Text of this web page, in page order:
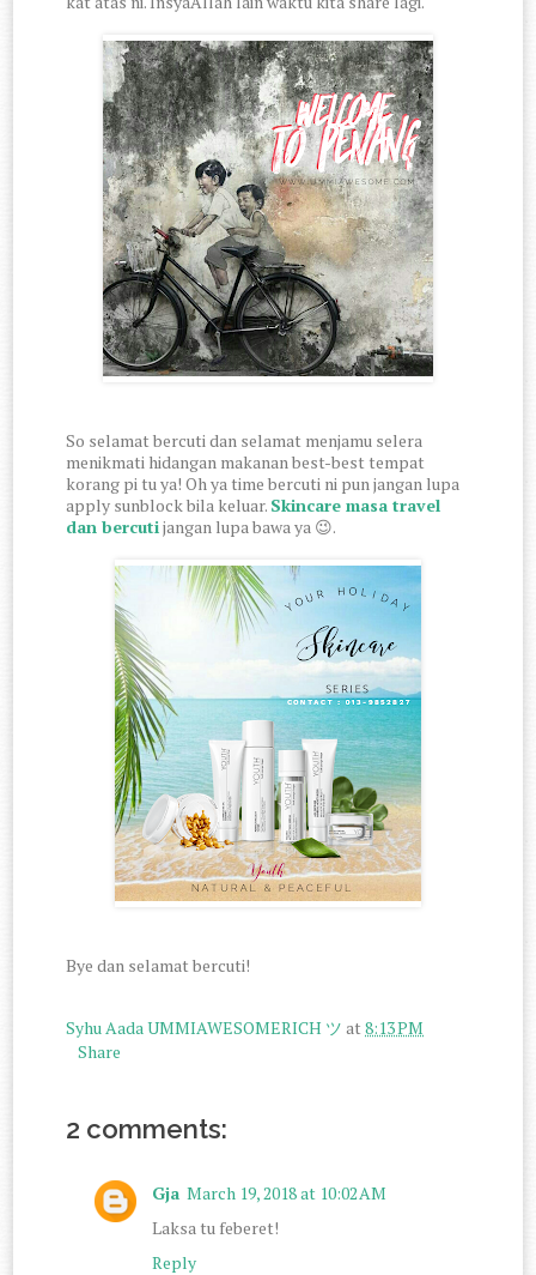
So selamat bercuti dan selamat menjamu selera
menikmati hidangan makanan best-best tempat
korang pi tu ya! Oh ya time bercuti ni pun jangan lupa
apply sunblock bila keluar. Skincare masa travel
dan bercutijangan lupa bawa ya 😉.
Bye dan selamat bercuti!
Syhu Aada UMMIAWESOMERICH ツat8:13 PM
Share
2 comments:
Gja March 19, 2018 at 10:02 AM
Laksa tu feberet!
Reply